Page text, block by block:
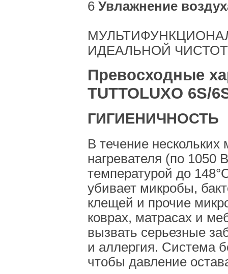
6 Увлажнение
ИДЕАЛЬНОЙ
Превосходные
TUTTOLUXO 6S/
ГИГИЕНИЧНОСТЬ
В течение
нагревателя (по 1050
температурой до
убивает микробы,
клещей и прочие
коврах, матрасах и
вызвать серьезные
и аллергия. Система
чтобы давление